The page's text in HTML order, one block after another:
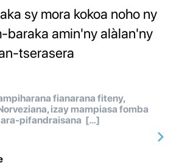
sy mora kokoa noho ny
baraka amin'ny alàlan'ny
tserasera
fianarana fiteny,
izay mampiasa fomba
pifandraisana […]